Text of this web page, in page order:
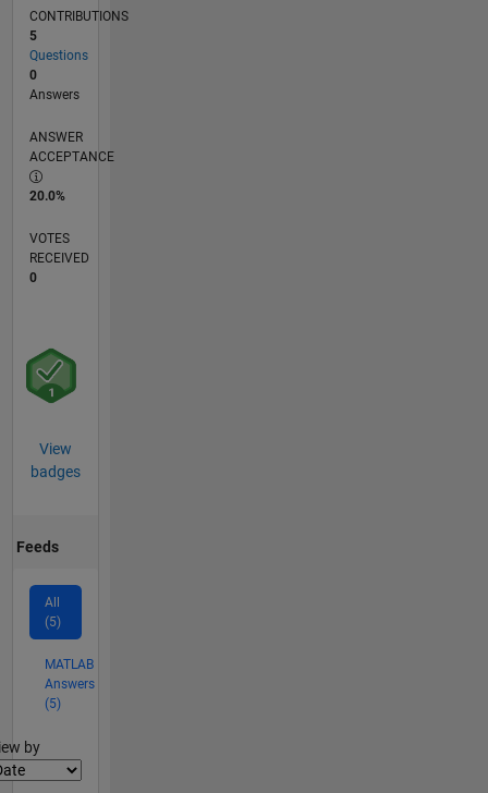
CONTRIBUTIONS
5
Questions
0
Answers
ANSWER
ACCEPTANCE
20.0%
VOTES
RECEIVED
0
View
badges
Feeds
All
(5)
MATLAB
Answers
(5)
by